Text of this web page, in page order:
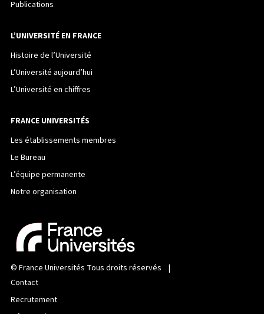
Publications
L’UNIVERSITÉ EN FRANCE
Histoire de l’Université
L’Université aujourd’hui
L’Université en chiffres
FRANCE UNIVERSITÉS
Les établissements membres
Le Bureau
L’équipe permanente
Notre organisation
© France Universités Tous droits réservés |
Contact
Recrutement